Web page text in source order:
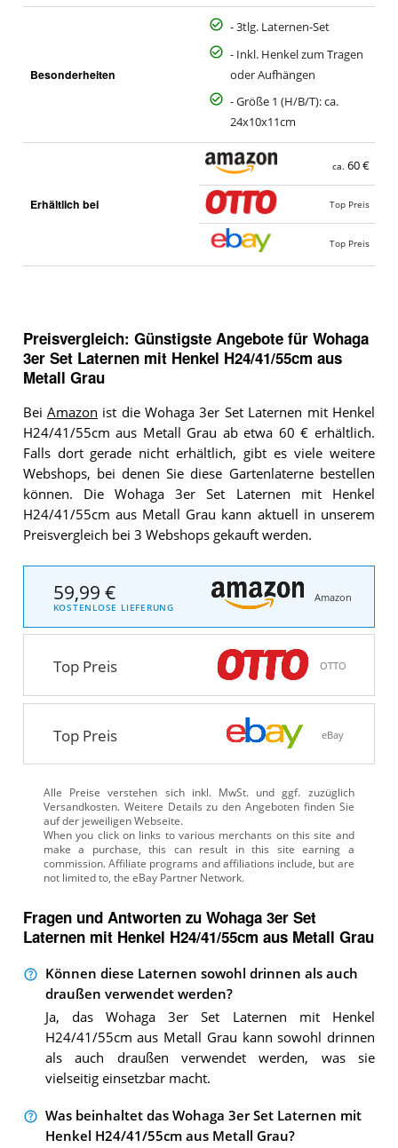
Besonderheiten
- 3tlg. Laternen-Set
- Inkl. Henkel zum Tragen
oder Aufhängen
- Größe 1 (H/B/T): ca.
24x10x11cm
Erhältlich bei
ca. 60 €
Top Preis
Top Preis
Preisvergleich: Günstigste Angebote für Wohaga
3er Set Laternen mit Henkel H24/41/55cm aus
Metall Grau
BeiAmazon ist die Wohaga 3er Set Laternen mit Henkel
H24/41/55cm aus Metall Grau ab etwa 60 € erhältlich.
Falls dort gerade nicht erhältlich, gibt es viele weitere
Webshops, bei denen Sie diese Gartenlaterne bestellen
können. Die Wohaga 3er Set Laternen mit Henkel
H24/41/55cm aus Metall Grau kann aktuell in unserem
Preisvergleich bei 3 Webshops gekauft werden.
59,99 €
KOSTENLOSE LIEFERUNG
Amazon
Top Preis OTTO
Top Preis eBay
Alle Preise verstehen sich inkl. MwSt. und ggf. zuzüglich
Versandkosten. Weitere Details zu den Angeboten finden Sie
auf der jeweiligen Webseite.
Fragen und Antworten zu Wohaga 3er Set
Laternen mit Henkel H24/41/55cm aus Metall Grau
Können diese Laternen sowohl drinnen als auch
draußen verwendet werden?
Ja, das Wohaga 3er Set Laternen mit Henkel
H24/41/55cm aus Metall Grau kann sowohl drinnen
als auch draußen verwendet werden, was sie
vielseitig einsetzbar macht.
Was beinhaltet das Wohaga 3er Set Laternen mit
Henkel H24/41/55cm aus Metall Grau?